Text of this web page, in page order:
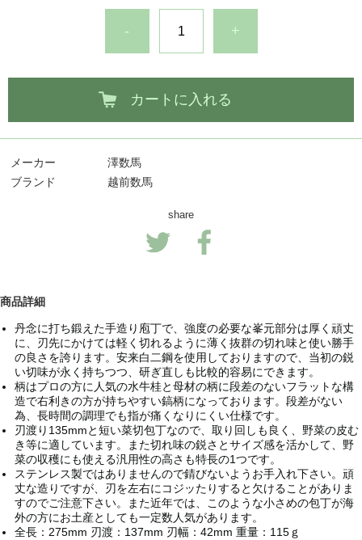
- +
カートに入れる
メーカー
澤数馬
ブランド
越前数馬
share
商品詳細
丹念に打ち鍛えた手造り庖丁で、強度の必要な峯元部分は厚く頑丈
に、刃先にかけては軽く切れるように薄く抜群の切れ味と使い勝手
の良さを誇ります。安来白二鋼を使用しておりますので、当初の鋭
い切味が永く持ちつつ、研ぎ直しも比較的容易にできます。
柄はプロの方に人気の水牛桂と母材の柄に段差のないフラットな構
造で右利きの方が持ちやすい鎬柄になっております。段差がない
為、長時間の調理でも指が痛くなりにくい仕様です。
刃渡り135mmと短い菜切包丁なので、取り回しも良く、野菜の皮む
き等に適しています。また切れ味の鋭さとサイズ感を活かして、野
菜の収穫にも使える汎用性の高さも特長の1つです。
ステンレス製ではありませんので錆びないようお手入れ下さい。頑
丈な造りですが、刃を左右にコジッたりすると欠けることがありま
すのでご注意下さい。また近年では、このような小さめの包丁が海
外の方にお土産としても一定数人気があります。
全長：275mm 刃渡：137mm 刃幅：42mm 重量：115ｇ